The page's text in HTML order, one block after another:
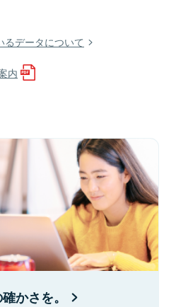
データについて
内
かさを。